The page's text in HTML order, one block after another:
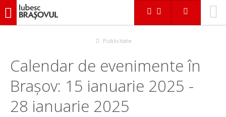
iubescbraşovul.ro
Publicitate
Calendar de evenimente în
Brașov: 15 ianuarie 2025 -
28 ianuarie 2025